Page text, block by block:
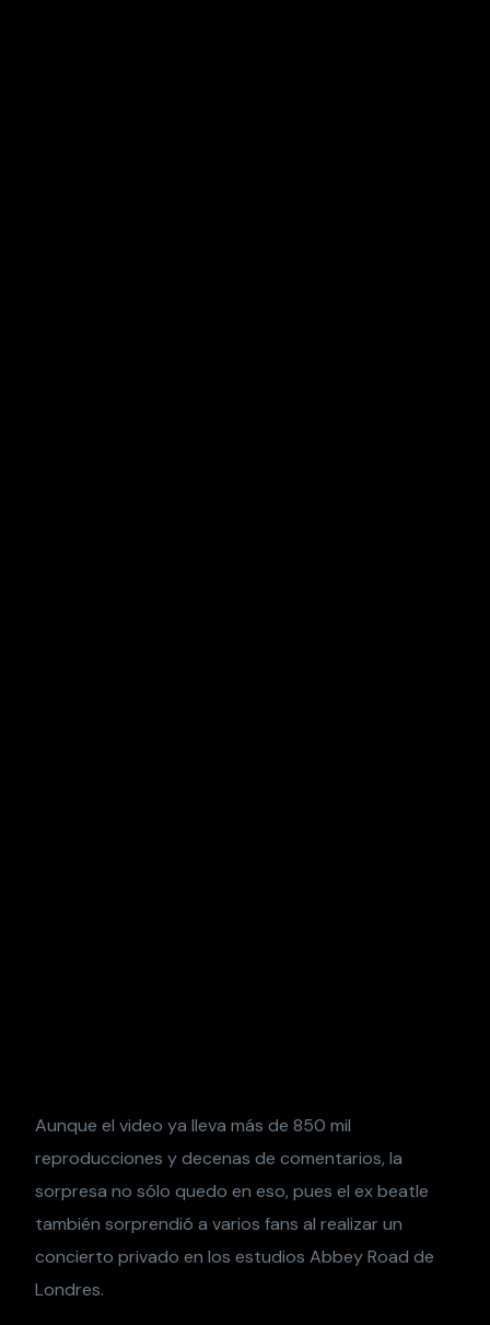
Aunque el video ya lleva más de 850 mil
reproducciones y decenas de comentarios, la
sorpresa no sólo quedo en eso, pues el ex beatle
también sorprendió a varios fans al realizar un
concierto privado en los estudios Abbey Road de
Londres.